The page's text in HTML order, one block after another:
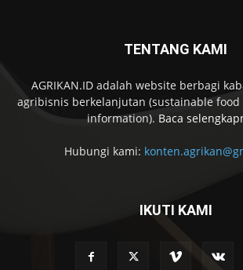
TENTANG KAMI
AGRIKAN.ID adalah website berbagi
agribisnis berkelanjutan (sustainable
information). Baca
Hubungi kami:
IKUTI KAMI